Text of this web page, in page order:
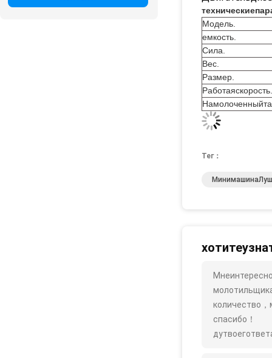
Модель.
емкость.
Сила.
Вес.
Размер.
Работаяскорость.
Тег：
количество
спасибо！